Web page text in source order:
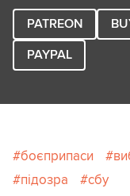
PATREON
PAYPAL
боєприпаси
підозра
сбу